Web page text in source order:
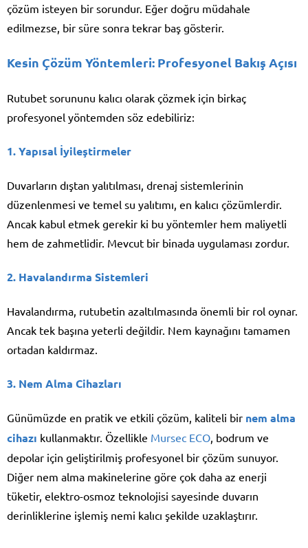
çözüm isteyen bir sorundur. Eğer doğru müdahale
edilmezse, bir süre sonra tekrar baş gösterir.
Kesin Çözüm Yöntemleri: Profesyonel Bakış Açısı
Rutubet sorununu kalıcı olarak çözmek için birkaç
profesyonel yöntemden söz edebiliriz:
1. Yapısal İyileştirmeler
Duvarların dıştan yalıtılması, drenaj sistemlerinin
düzenlenmesi ve temel su yalıtımı, en kalıcı çözümlerdir.
Ancak kabul etmek gerekir ki bu yöntemler hem maliyetli
hem de zahmetlidir. Mevcut bir binada uygulaması zordur.
2. Havalandırma Sistemleri
Havalandırma, rutubetin azaltılmasında önemli bir rol oynar.
Ancak tek başına yeterli değildir. Nem kaynağını tamamen
ortadan kaldırmaz.
3. Nem Alma Cihazları
Günümüzde en pratik ve etkili çözüm, kaliteli bir nem alma
cihazı kullanmaktır. Özellikle Mursec ECO , bodrum ve
depolar için geliştirilmiş profesyonel bir çözüm sunuyor.
Diğer nem alma makinelerine göre çok daha az enerji
tüketir, elektro-osmoz teknolojisi sayesinde duvarın
derinliklerine işlemiş nemi kalıcı şekilde uzaklaştırır.